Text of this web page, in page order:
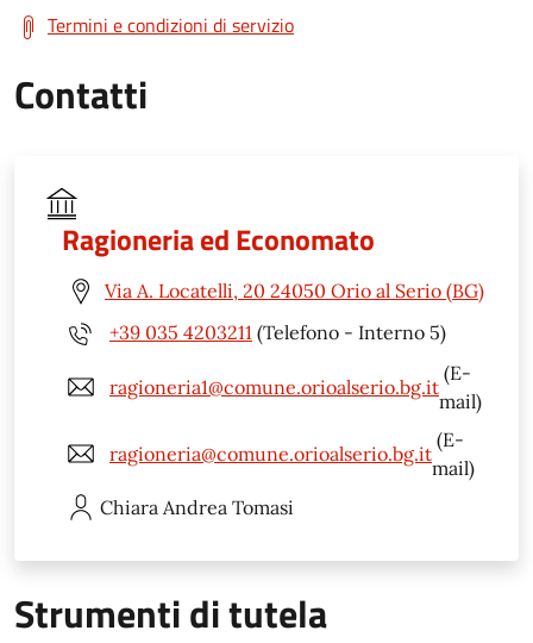
Termini e condizioni di servizio
Contatti
Ragioneria ed Economato
Via A. Locatelli, 20 24050 Orio al Serio (BG)
+39 035 4203211 (Telefono - Interno 5)
ragioneria1@comune.orioalserio.bg.it
(E-
mail)
ragioneria@comune.orioalserio.bg.it
(E-
mail)
Chiara Andrea Tomasi
Strumenti di tutela